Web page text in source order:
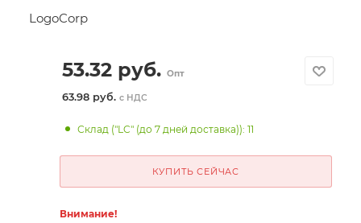
LogoCorp
53.32руб. Опт
63.98 руб. с НДС
Склад ("LC" (до 7 дней доставка)): 11
КУПИТЬ СЕЙЧАС
Внимание!